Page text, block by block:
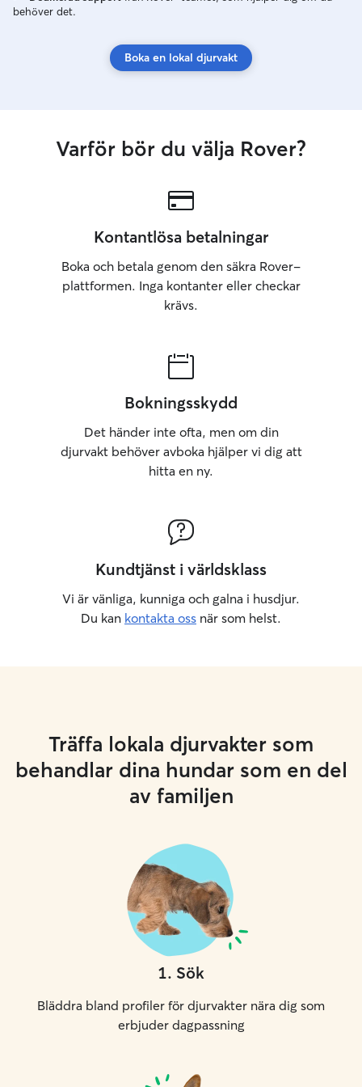
behöver det.
Boka en lokal djurvakt
Varför bör du välja Rover?
Kontantlösa betalningar
Boka och betala genom den säkra Rover-
plattformen. Inga kontanter eller checkar
krävs.
Bokningsskydd
Det händer inte ofta, men om din
djurvakt behöver avboka hjälper vi dig att
hitta en ny.
Kundtjänst i världsklass
Vi är vänliga, kunniga och galna i husdjur.
Du kan kontakta oss när som helst.
Träffa lokala djurvakter som
behandlar dina hundar som en del
av familjen
1. Sök
Bläddra bland profiler för djurvakter nära dig som
erbjuder dagpassning